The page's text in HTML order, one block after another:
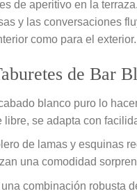
de aperitivo en la
y las conversaciones
como para el exterior.
de Bar
blanco puro lo
se adapta con
de lamas y esquinas
una comodidad
combinación robusta